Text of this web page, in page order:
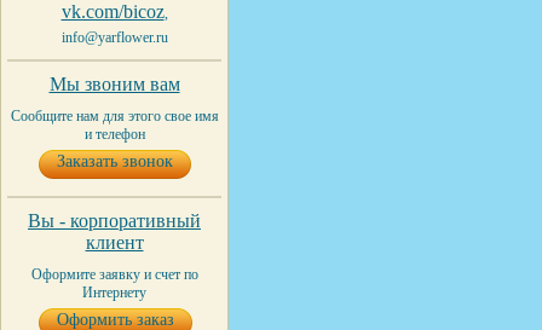
vk.com/bicoz,
info@yarflower.ru
Мы звоним вам
Сообщите нам для этого свое имя
и телефон
Заказать звонок
Вы - корпоративный
клиент
Оформите заявку и счет по
Интернету
Оформить заказ